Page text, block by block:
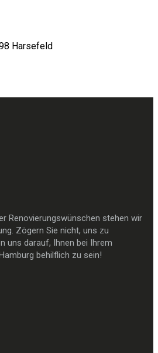
Harsefeld
Renovierungswünschen stehen wir
Zögern Sie nicht, uns zu
uns darauf, Ihnen bei Ihrem
behilflich zu sein!